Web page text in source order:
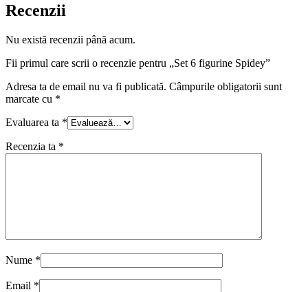
Recenzii
Nu există recenzii până acum.
Fii primul care scrii o recenzie pentru „Set 6 figurine Spidey”
Adresa ta de email nu va fi publicată. Câmpurile obligatorii sunt
marcate cu *
Evaluarea ta *
Recenzia ta *
Nume *
Email *